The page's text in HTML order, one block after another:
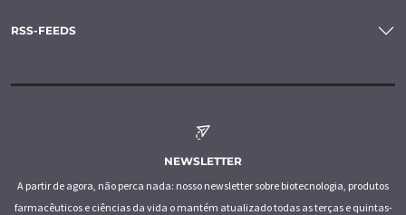
RSS-FEEDS
NEWSLETTER
A partir de agora, não perca nada: nosso newsletter sobre biotecnologia, produtos
farmacêuticos e ciências da vida o mantém atualizado todas as terças e quintas-